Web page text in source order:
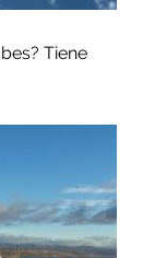
Tiene